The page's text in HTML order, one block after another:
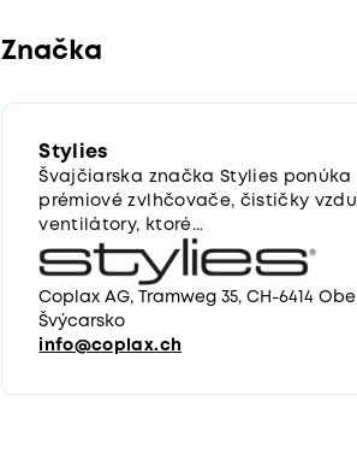
Značka
Stylies
Švajčiarska značka Stylies ponúka
prémiové zvlhčovače, čističky
ventilátory, ktoré...
Coplax AG, Tramweg 35, CH-6414
Švýcarsko
info@coplax.ch